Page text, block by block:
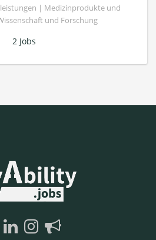
| Medizinprodukte und
und Forschung
2 Jobs